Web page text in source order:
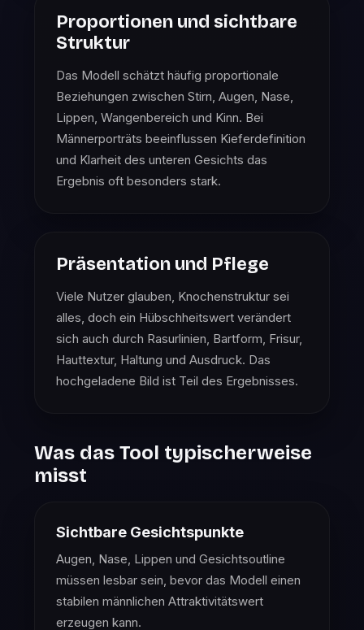
Proportionen und sichtbare
Struktur
Das Modell schätzt häufig proportionale
Beziehungen zwischen Stirn, Augen, Nase,
Lippen, Wangenbereich und Kinn. Bei
Männerporträts beeinflussen Kieferdefinition
und Klarheit des unteren Gesichts das
Ergebnis oft besonders stark.
Präsentation und Pflege
Viele Nutzer glauben, Knochenstruktur sei
alles, doch ein Hübschheitswert verändert
sich auch durch Rasurlinien, Bartform, Frisur,
Hauttextur, Haltung und Ausdruck. Das
hochgeladene Bild ist Teil des Ergebnisses.
Was das Tool typischerweise
misst
Sichtbare Gesichtspunkte
Augen, Nase, Lippen und Gesichtsoutline
müssen lesbar sein, bevor das Modell einen
stabilen männlichen Attraktivitätswert
erzeugen kann.